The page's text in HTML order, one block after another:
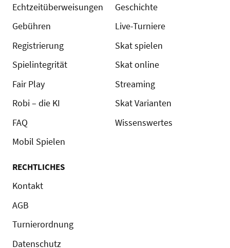
Echtzeitüberweisungen
Gebühren
Registrierung
Spielintegrität
Fair Play
Robi – die KI
FAQ
Mobil Spielen
Geschichte
Live-Turniere
Skat spielen
Skat online
Streaming
Skat Varianten
Wissenswertes
RECHTLICHES
Kontakt
AGB
Turnierordnung
Datenschutz